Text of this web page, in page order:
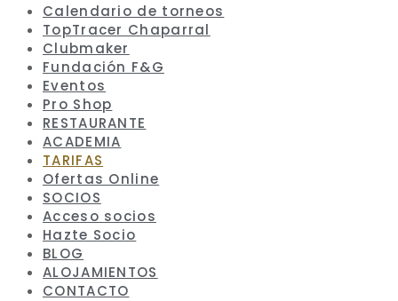
Calendario de torneos
TopTracer Chaparral
Clubmaker
Fundación F&G
Eventos
Pro Shop
RESTAURANTE
ACADEMIA
TARIFAS
Ofertas Online
SOCIOS
Acceso socios
Hazte Socio
BLOG
ALOJAMIENTOS
CONTACTO